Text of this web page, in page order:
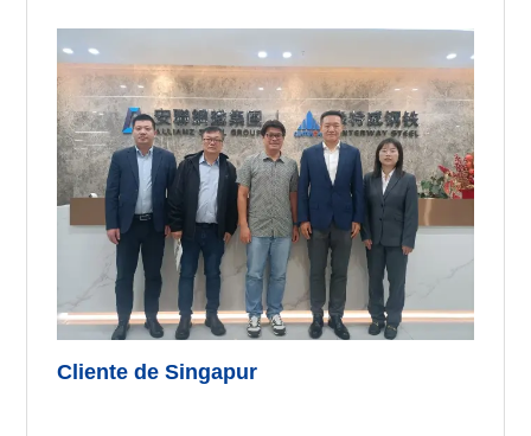
Cliente de Singapur